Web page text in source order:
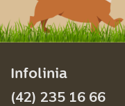
Infolinia
(42) 235 16 66